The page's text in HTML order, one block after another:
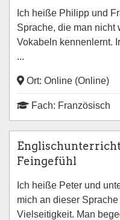
Ich heiße Philipp und
Sprache, die man nicht
Vokabeln kennenlernt.
...
Ort: Online (Online)
Fach: Französisch
Feingefühl
Ich heiße Peter und
mich an dieser
Vielseitigkeit. Man